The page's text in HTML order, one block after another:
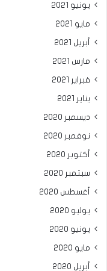
يونيو 2021
مايو 2021
أبريل 2021
مارس 2021
فبراير 2021
يناير 2021
ديسمبر 2020
نوفمبر 2020
أكتوبر 2020
سبتمبر 2020
أغسطس 2020
يوليو 2020
يونيو 2020
مايو 2020
أبريل 2020